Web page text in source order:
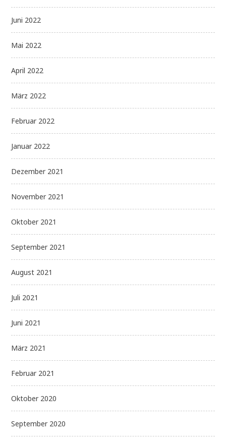
Juni 2022
Mai 2022
April 2022
März 2022
Februar 2022
Januar 2022
Dezember 2021
November 2021
Oktober 2021
September 2021
August 2021
Juli 2021
Juni 2021
März 2021
Februar 2021
Oktober 2020
September 2020